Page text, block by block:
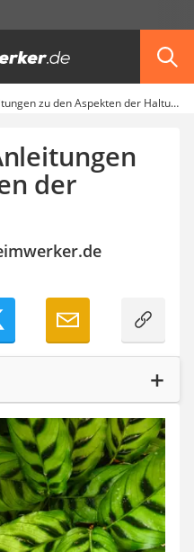
Ctenanthe: 4 Anleitungen zu den Aspekten der Haltung
der